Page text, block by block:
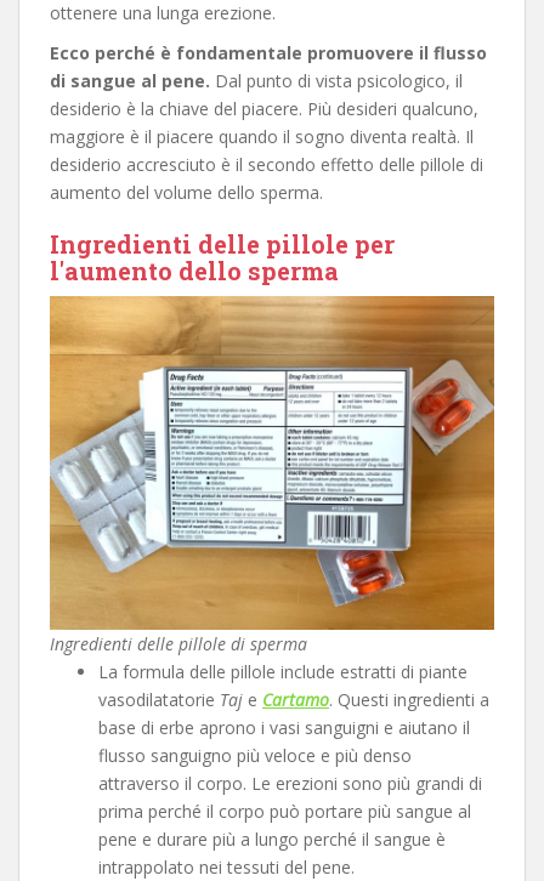
ottenere una lunga erezione.
Ecco perché è fondamentale promuovere il flusso
di sangue al pene. Dal punto di vista psicologico, il
desiderio è la chiave del piacere. Più desideri qualcuno,
maggiore è il piacere quando il sogno diventa realtà. Il
desiderio accresciuto è il secondo effetto delle pillole di
aumento del volume dello sperma.
Ingredienti delle pillole per
l'aumento dello sperma
Ingredienti delle pillole di sperma
La formula delle pillole include estratti di piante
vasodilatatorie Taj e Cartamo. Questi ingredienti a
base di erbe aprono i vasi sanguigni e aiutano il
flusso sanguigno più veloce e più denso
attraverso il corpo. Le erezioni sono più grandi di
prima perché il corpo può portare più sangue al
pene e durare più a lungo perché il sangue è
intrappolato nei tessuti del pene.